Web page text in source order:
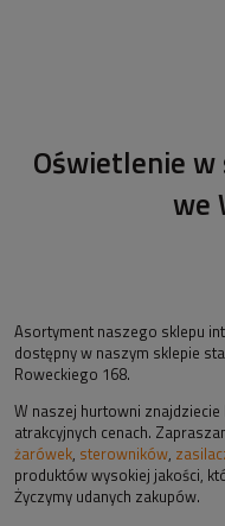
Oświetlenie
we
Asortyment naszego sklepu
dostępny w naszym sklepie
Roweckiego 168.
W naszej hurtowni
atrakcyjnych cenach.
żarówek, sterowników,
produktów wysokiej jakości,
Życzymy udanych zakupów.